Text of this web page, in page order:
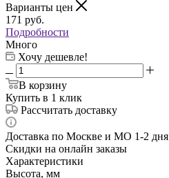
Варианты цен
171 руб.
Подробности
Много
Хочу дешевле!
В корзину
Купить в 1 клик
Рассчитать доставку
Доставка по Москве и МО 1-2 дня
Скидки на онлайн заказы
Характеристики
Высота, мм